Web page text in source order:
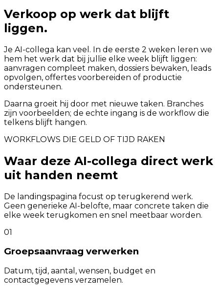
Verkoop op werk dat blijft
liggen.
Je AI-collega kan veel. In de eerste 2 weken leren we
hem het werk dat bij jullie elke week blijft liggen:
aanvragen compleet maken, dossiers bewaken, leads
opvolgen, offertes voorbereiden of productie
ondersteunen.
Daarna groeit hij door met nieuwe taken. Branches
zijn voorbeelden; de echte ingang is de workflow die
telkens blijft hangen.
WORKFLOWS DIE GELD OF TIJD RAKEN
Waar deze AI-collega direct werk
uit handen neemt
De landingspagina focust op terugkerend werk.
Geen generieke AI-belofte, maar concrete taken die
elke week terugkomen en snel meetbaar worden.
01
Groepsaanvraag verwerken
Datum, tijd, aantal, wensen, budget en
contactgegevens verzamelen.